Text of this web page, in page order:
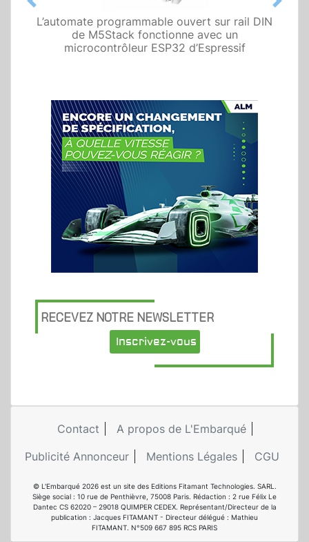
L’automate programmable ouvert sur rail DIN
de M5Stack fonctionne avec un
microcontrôleur ESP32 d’Espressif
Previous Next
RECEVEZ NOTRE NEWSLETTER
Inscrivez-vous
Contact
A propos de L'Embarqué
Publicité Annonceur
Mentions Légales CGU
© L'Embarqué 2026 est un site des Editions Fitamant Technologies. SARL.
Siège social : 10 rue de Penthièvre, 75008 Paris. Rédaction : 2 rue Félix Le
Dantec CS 62020 – 29018 QUIMPER CEDEX. Représentant/Directeur de la
publication : Jacques FITAMANT - Directeur délégué : Mathieu
FITAMANT. N°509 667 895 RCS PARIS